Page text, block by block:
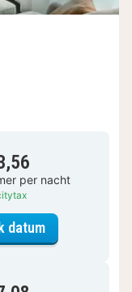
per nacht
datumvoor Superior